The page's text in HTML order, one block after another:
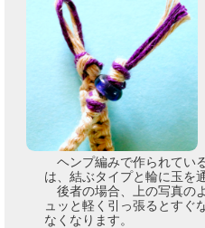
ヘンプ編みで作られてい
は、結ぶタイプと輪に玉を
後者の場合、上の写真の
ュッと軽く引っ張るとすぐ
なくなります。